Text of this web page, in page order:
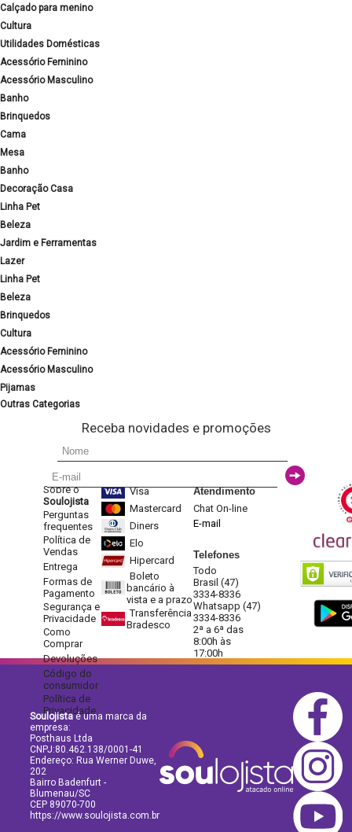
Calçado para menino
Cultura
Utilidades Domésticas
Acessório Feminino
Acessório Masculino
Banho
Brinquedos
Cama
Mesa
Banho
Decoração Casa
Linha Pet
Beleza
Jardim e Ferramentas
Lazer
Linha Pet
Beleza
Brinquedos
Cultura
Acessório Feminino
Acessório Masculino
Pijamas
Outras Categorias
Receba novidades e promoções
Sobre o
Soulojista
Perguntas
frequentes
Política de
Vendas
Entrega
Formas de
Pagamento
Segurança e
Privacidade
Como
Comprar
Devoluções
Código do
consumidor
Política de
Privacidade
Visa
Mastercard
Diners
Elo
Hipercard
Boleto
bancário à
vista e a prazo
Transferência
Bradesco
Atendimento
Chat On-line
E-mail
Telefones
Todo
Brasil (47)
3334-8336
Whatsapp (47)
3334-8336
2ª a 6ª das
8:00h às
17:00h
Soulojistaé uma marca da
empresa:
Posthaus Ltda
CNPJ:80.462.138/0001-41
Endereço: Rua Werner Duwe,
202
Bairro Badenfurt -
Blumenau/SC
CEP 89070-700
https://www.soulojista.com.br